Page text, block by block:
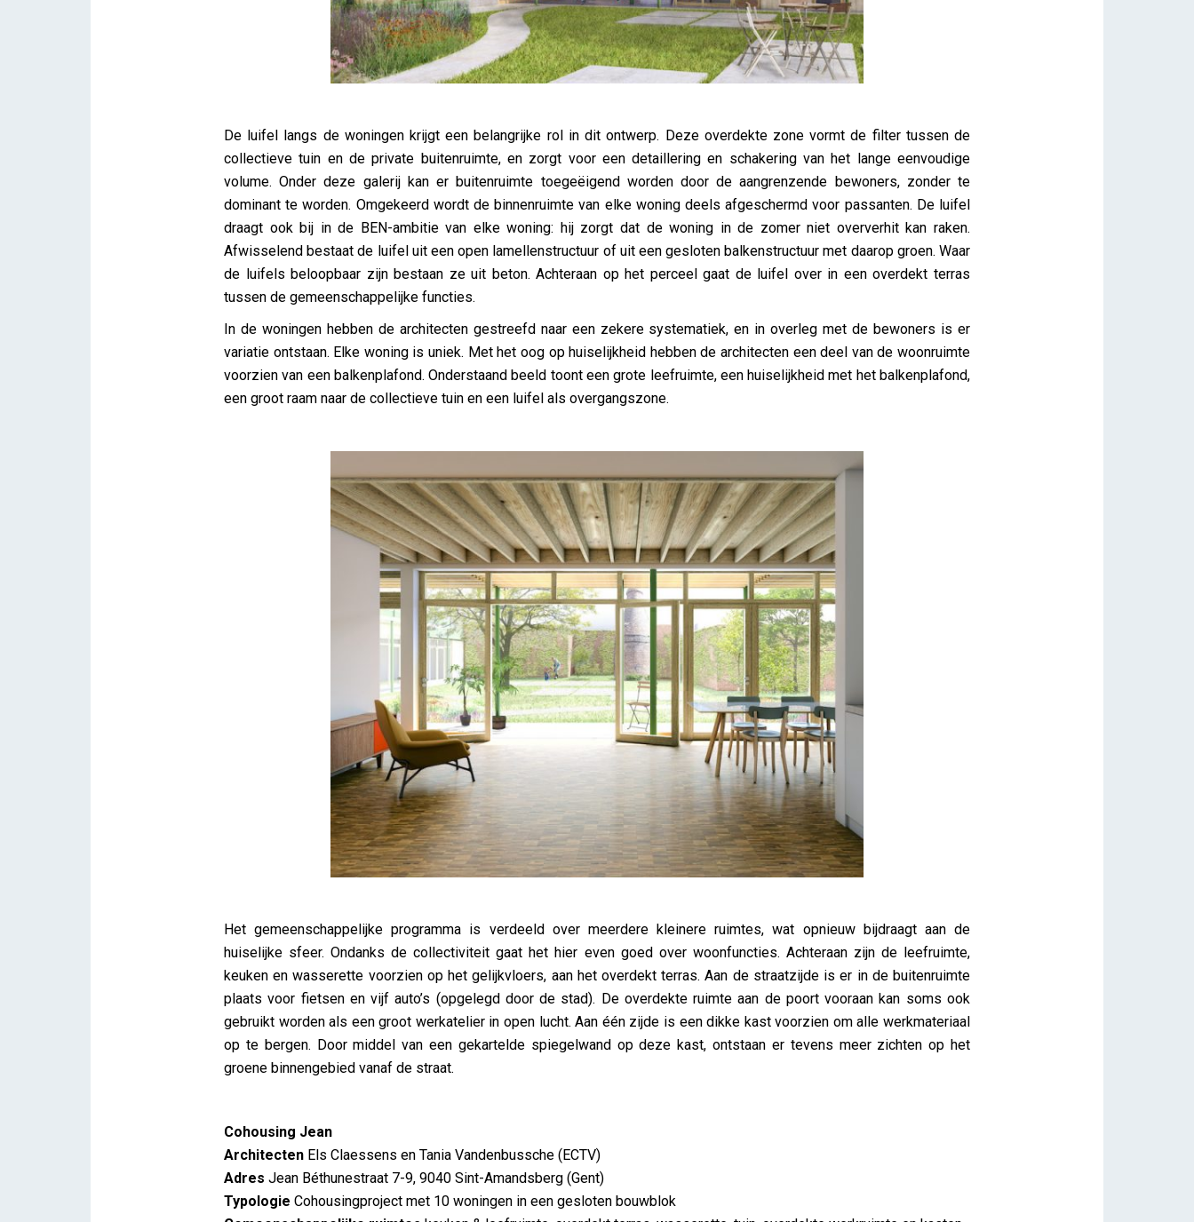
De luifel langs de woningen krijgt een belangrijke rol in dit ontwerp. Deze overdekte zone vormt de filter tussen de
collectieve tuin en de private buitenruimte, en zorgt voor een detaillering en schakering van het lange eenvoudige
volume. Onder deze galerij kan er buitenruimte toegeëigend worden door de aangrenzende bewoners, zonder te
dominant te worden. Omgekeerd wordt de binnenruimte van elke woning deels afgeschermd voor passanten. De luifel
draagt ook bij in de BEN-ambitie van elke woning: hij zorgt dat de woning in de zomer niet oververhit kan raken.
Afwisselend bestaat de luifel uit een open lamellenstructuur of uit een gesloten balkenstructuur met daarop groen. Waar
de luifels beloopbaar zijn bestaan ze uit beton. Achteraan op het perceel gaat de luifel over in een overdekt terras
tussen de gemeenschappelijke functies.
In de woningen hebben de architecten gestreefd naar een zekere systematiek, en in overleg met de bewoners is er
variatie ontstaan. Elke woning is uniek. Met het oog op huiselijkheid hebben de architecten een deel van de woonruimte
voorzien van een balkenplafond. Onderstaand beeld toont een grote leefruimte, een huiselijkheid met het balkenplafond,
een groot raam naar de collectieve tuin en een luifel als overgangszone.
Het gemeenschappelijke programma is verdeeld over meerdere kleinere ruimtes, wat opnieuw bijdraagt aan de
huiselijke sfeer. Ondanks de collectiviteit gaat het hier even goed over woonfuncties. Achteraan zijn de leefruimte,
keuken en wasserette voorzien op het gelijkvloers, aan het overdekt terras. Aan de straatzijde is er in de buitenruimte
plaats voor fietsen en vijf auto’s (opgelegd door de stad). De overdekte ruimte aan de poort vooraan kan soms ook
gebruikt worden als een groot werkatelier in open lucht. Aan één zijde is een dikke kast voorzien om alle werkmateriaal
op te bergen. Door middel van een gekartelde spiegelwand op deze kast, ontstaan er tevens meer zichten op het
groene binnengebied vanaf de straat.
Cohousing Jean
Architecten Els Claessens en Tania Vandenbussche (ECTV)
Adres Jean Béthunestraat 7-9, 9040 Sint-Amandsberg (Gent)
Typologie Cohousingproject met 10 woningen in een gesloten bouwblok